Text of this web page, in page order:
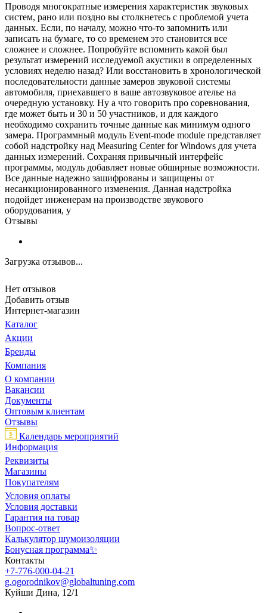
Проводя многократные измерения характеристик звуковых
систем, рано или поздно вы столкнетесь с проблемой учета
данных. Если, по началу, можно что-то запомнить или
записать на бумаге, то со временем это становится все
сложнее и сложнее. Попробуйте вспомнить какой был
результат измерений исследуемой акустики в определенных
условиях неделю назад? Или восстановить в хронологической
последовательности данные замеров звуковой системы
автомобиля, приехавшего в ваше автозвуковое ателье на
очередную установку. Ну а что говорить про соревнования,
где может быть и 30 и 50 участников, и для каждого
необходимо сохранить точные данные как минимум одного
замера. Программный модуль Event-mode module представляет
собой надстройку над Measuring Center for Windows для учета
данных измерений. Сохраняя привычный интерфейс
программы, модуль добавляет новые обширные возможности.
Все данные надежно зашифрованы и защищены от
несанкционированного изменения. Данная надстройка
подойдет инженерам на производстве звукового
оборудования, у
Отзывы
Загрузка отзывов...
Нет отзывов
Добавить отзыв
Интернет-магазин
Каталог
Акции
Бренды
Компания
О компании
Вакансии
Документы
Оптовым клиентам
Отзывы
Календарь мероприятий
Информация
Реквизиты
Магазины
Покупателям
Условия оплаты
Условия доставки
Гарантия на товар
Вопрос-ответ
Калькулятор шумоизоляции
Бонусная программа✨
Контакты
+7-776-000-04-21
g.ogorodnikov@globaltuning.com
Куйши Дина, 12/1